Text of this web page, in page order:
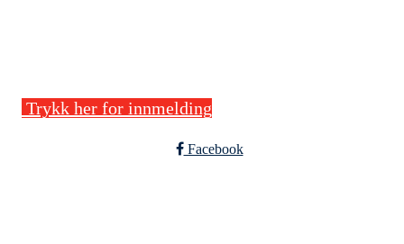
Trykk her for innmelding
Facebook